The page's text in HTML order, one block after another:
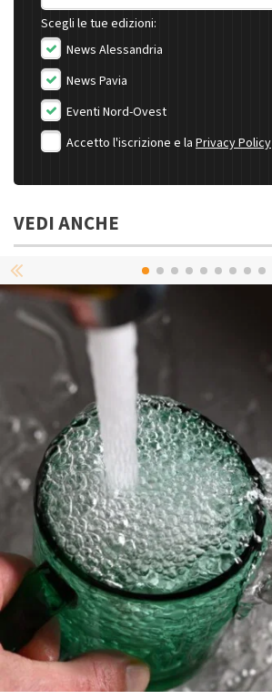
Scegli le tue edizioni:
News Alessandria
News Pavia
Eventi Nord-Ovest
Accetto l'iscrizione e la Privacy Policy
VEDI ANCHE